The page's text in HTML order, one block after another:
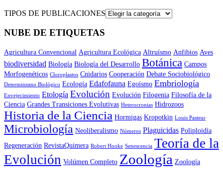
TIPOS DE PUBLICACIONES
NUBE DE ETIQUETAS
Agricultura Convencional Agricultura Ecológica Altruísmo Anfibios Aves
biodiversidad Biología Biología del Desarrollo Botánica Campos
Morfogenéticos Cloroplastos Cnidarios Cooperación Debate Sociobiológico
Determinismo Biológico Ecología Edafofauna Egoísmo Embriología
Envejecimiento Etología Evolución Evolución Filogenia Filosofía de la
Ciencia Grandes Transiciones Evolutivas Heterocronias Hidrozoos
Historia de la Ciencia Hormigas Kropotkin Louis Pasteur
Microbiología Neoliberalismo Números Plaguicidas Poliploidía
Regeneración RevistaQuimera Robert Hooke Senescencia Teoría de la
Evolución Volúmen Completo Zoología Zoología